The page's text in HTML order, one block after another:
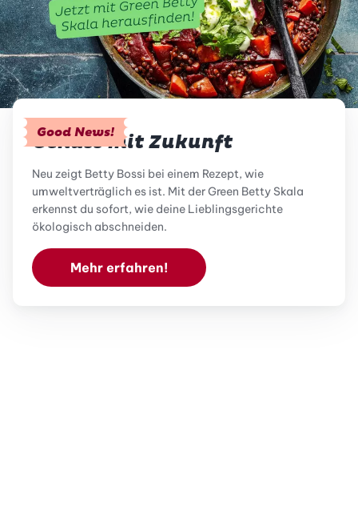
Good News!
Genuss mit Zukunft
Neu zeigt Betty Bossi bei einem Rezept, wie
umweltverträglich es ist. Mit der Green Betty Skala
erkennst du sofort, wie deine Lieblingsgerichte
ökologisch abschneiden.
Mehr erfahren!